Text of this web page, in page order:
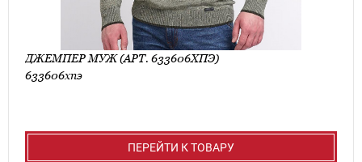
ДЖЕМПЕР МУЖ (АРТ. 633606ХПЭ)
633606хпэ
ПЕРЕЙТИ К ТОВАРУ